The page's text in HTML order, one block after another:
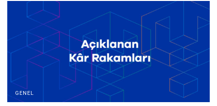
GENEL